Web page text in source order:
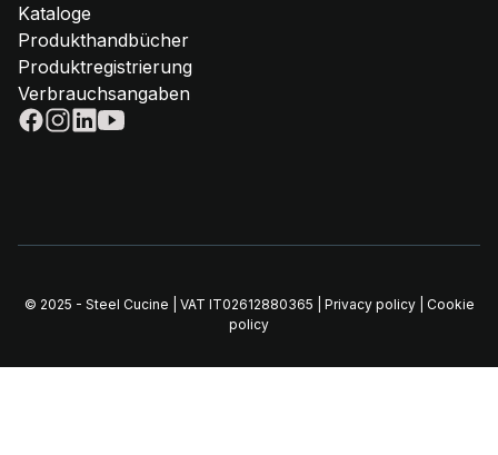
Kataloge
Produkthandbücher
Produktregistrierung
Verbrauchsangaben
© 2025 - Steel Cucine | VAT IT02612880365 | Privacy policy| Cookie
policy